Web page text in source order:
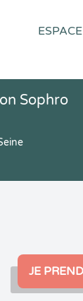
ESPACE
Sophro
JE